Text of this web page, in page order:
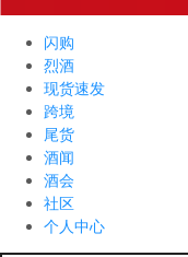
闪购
烈酒
现货速发
跨境
尾货
酒闻
酒会
社区
个人中心